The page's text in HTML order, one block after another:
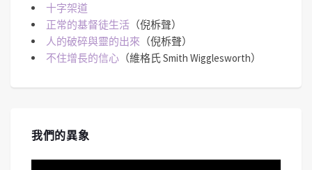
十字架道
正常的基督徒生活 （倪柝聲）
人的破碎與靈的出來 （倪柝聲）
不住增長的信心 （維格氏 Smith Wigglesworth）
我們的異象